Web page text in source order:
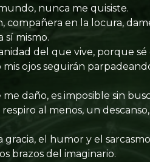
nunca me quisiste.
compañera en la locura,
sí mismo.
del que vive, porque
mis ojos seguirán
daño, es imposible sin
al menos, un
gracia, el humor y el
brazos del imaginario.